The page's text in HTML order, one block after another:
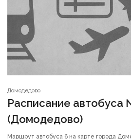
Домодедово
Расписание автобуса
(Домодедово)
Маршрут автобуса 6 на карте города